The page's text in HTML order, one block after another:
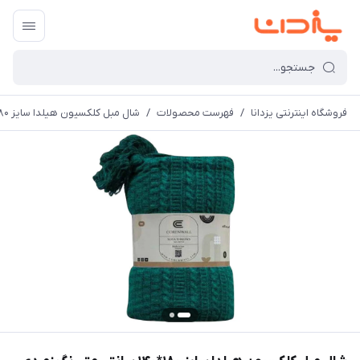
فروشگاه اینترنتی یزدانا / فهرست محصولات / شال مبل کلکسیون هیلدا سایز 180*140 سانتی متر رنگ زمردی